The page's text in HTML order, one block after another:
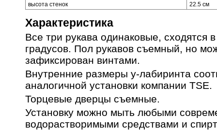
высота стенок
22.5 см
Характеристика
Все три рукава одинаковые, сходятся
градусов. Пол рукавов съемный, но
зафиксирован винтами.
Внутренние размеры y-лабиринта
аналогичной установки компании TSE.
Торцевые дверцы съемные.
Установку можно мыть любыми
водорастворимыми средствами и